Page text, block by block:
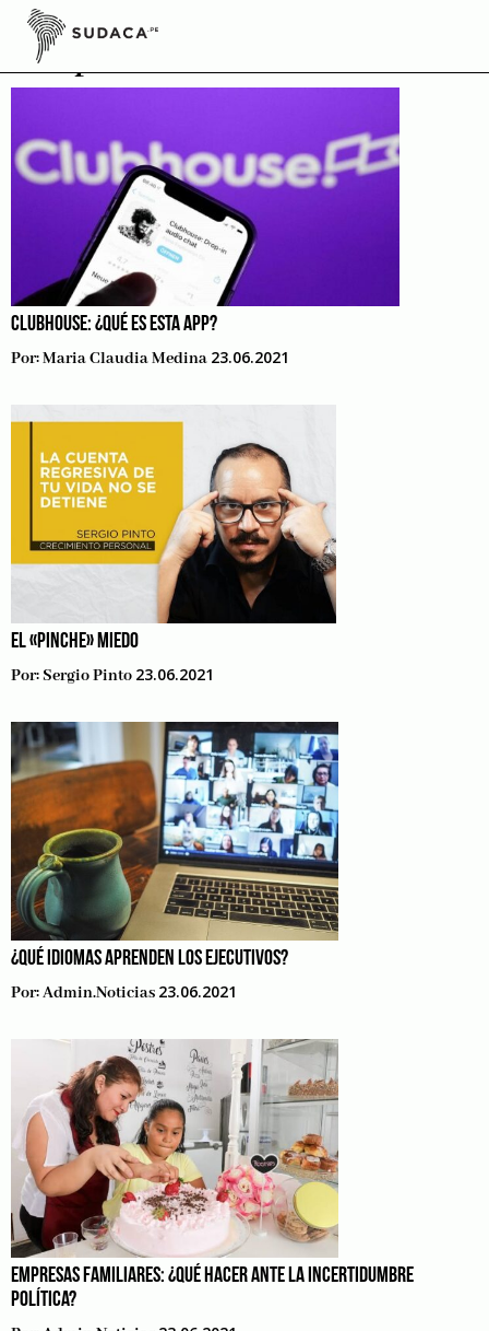
Skip
contentEmprende
CLUBHOUSE: ¿QUÉ ES ESTA APP?
Por:Maria Claudia Medina 23.06.2021
EL «PINCHE» MIEDO
Por:Sergio Pinto 23.06.2021
¿QUÉ IDIOMAS APRENDEN LOS EJECUTIVOS?
Por:Admin.noticias 23.06.2021
EMPRESAS FAMILIARES: ¿QUÉ HACER ANTE LA INCERTIDUMBRE
POLÍTICA?